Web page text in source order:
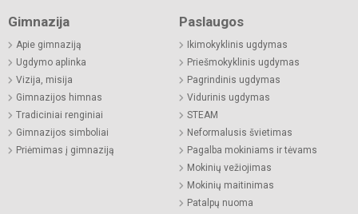
Gimnazija
Apie gimnaziją
Ugdymo aplinka
Vizija, misija
Gimnazijos himnas
Tradiciniai renginiai
Gimnazijos simboliai
Priėmimas į gimnaziją
Paslaugos
Ikimokyklinis ugdymas
Priešmokyklinis ugdymas
Pagrindinis ugdymas
Vidurinis ugdymas
STEAM
Neformalusis švietimas
Pagalba mokiniams ir tėvams
Mokinių vežiojimas
Mokinių maitinimas
Patalpų nuoma